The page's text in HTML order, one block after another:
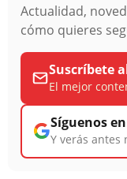
Actualidad,
cómo quieres
Suscríbete
El mejor
Síguenos
Y verás antes